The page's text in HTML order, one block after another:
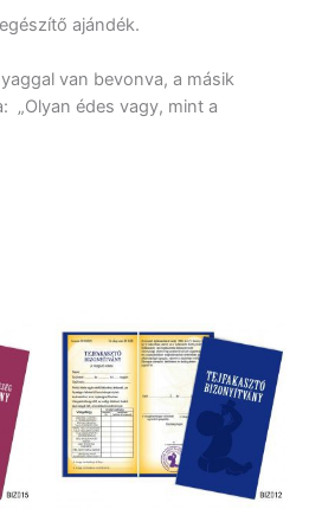
ajándék.
van bevonva, a másik
„Olyan édes vagy, mint a